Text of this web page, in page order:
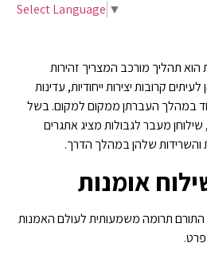
Select Language ▼
הוא תהליך מורכב המצריך זהירות
קרובות יצירות ייחודיות, עדינות
במהלך העברתן ממקום למקום. בשל
שילוחן מעבר לגבולות מציג אתגרים
שלהן במהלך הדרך.
אומנות
התורם תרומה משמעותית לעולם האמנות